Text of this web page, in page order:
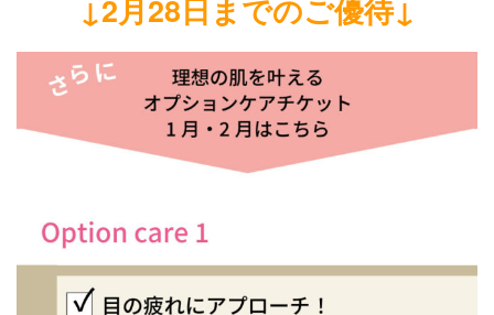
↓2月28日までのご優待↓